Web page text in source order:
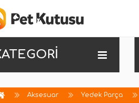
Aksesuar Yedek Parça